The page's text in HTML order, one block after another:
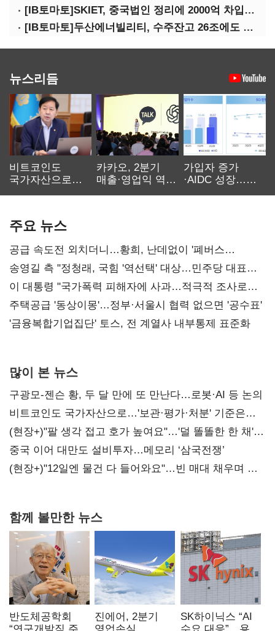
[IB토마토]SKIET, 중국법인 정리에 2000억 차입…재무부담 더 커졌다
[IB토마토]두산에너빌리티, 수주잔고 26조에도 현금 압박…단기빚 4조 돌파
뉴스리듬
비트코인도
국가자산으로…'
카카오, 2분기
매출·영업익 역대
가입자 증가
·AIDC 성장…
주요 뉴스
공급 속도전 외치더니…황희, 난데없이 '폐버스
리모델링' 제안
송영길 측 "정청래, 국힘 '역선택' 대상…민주당 대표로
총선 지휘 못해"
이 대통령 "국가폭력 피해자에 사과…적극적 조사로
진실 밝혀야"
주택공급 '동상이몽'…정부·서울시 협력 없으면 '공수표'
'금융복합기업집단' 토스, 전 계열사 내부통제 표준화
많이 본 뉴스
구광모-젠슨 황, 두 달 만에 또 만난다…로봇·AI 등 논의
비트코인도 국가자산으로…'보관·평가·처분' 기준은
숙제
(현장+)"팔 생각 접고 호가 높여요"…'덜 똘똘한 한 채'
20억 키맞추기
중국 이어 대만도 설비투자…메모리 ‘삼국전쟁’
(현장+)"12일엔 물건 다 들어와요"…빈 매대 채우며 문
함께 볼만한 뉴스
반도체공학회
진에어, 2분기
SK하이닉스 “AI